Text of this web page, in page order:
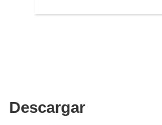
DescargarDescargar